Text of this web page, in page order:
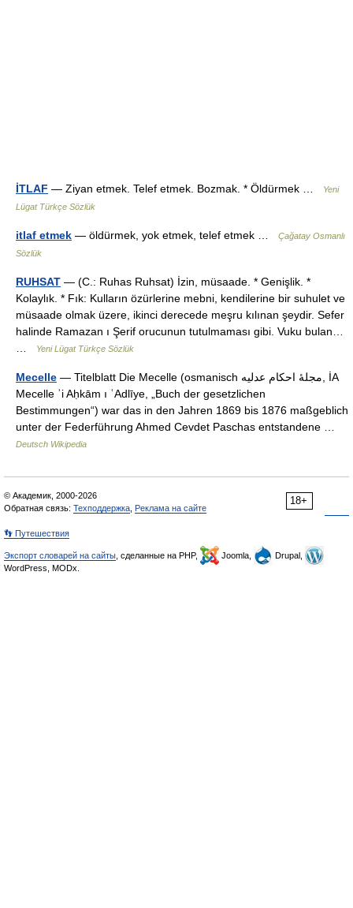
İTLAF — Ziyan etmek. Telef etmek. Bozmak. * Öldürmek …
Yeni
Lügat Türkçe Sözlük
itlaf etmek — öldürmek, yok etmek, telef etmek …
Çağatay Osmanlı
Sözlük
RUHSAT — (C.: Ruhas Ruhsat) İzin, müsaade. * Genişlik. *
Kolaylık. * Fık: Kulların özürlerine mebni, kendilerine bir suhulet ve
müsaade olmak üzere, ikinci derecede meşru kılınan şeydir. Sefer
halinde Ramazan ı Şerif orucunun tutulmaması gibi. Vuku bulan…
Yeni Lügat Türkçe Sözlük
Mecelle — Titelblatt Die Mecelle (osmanisch ‏مجلۀ احکام عدلیه‎, İA
Mecelle ʾi Aḥkām ı ʿAdlīye, „Buch der gesetzlichen
Bestimmungen“) war das in den Jahren 1869 bis 1876 maßgeblich
unter der Federführung Ahmed Cevdet Paschas entstandene …
Deutsch Wikipedia
18+
© Академик, 2000-2026
Обратная связь: Техподдержка Реклама на сайте
👣 Путешествия
Экспорт словарей на сайты , сделанные на PHP, Joomla,
Drupal,
WordPress, MODx.